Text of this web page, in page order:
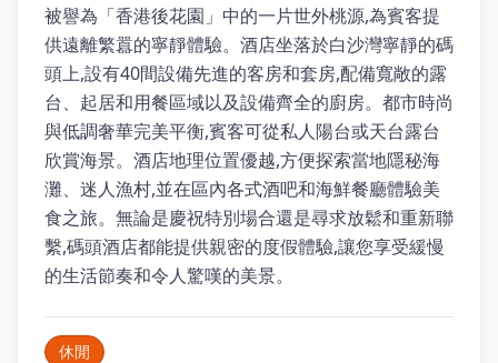
被譽為「香港後花園」中的一片世外桃源,為賓客提
供遠離繁囂的寧靜體驗。酒店坐落於白沙灣寧靜的碼
頭上,設有40間設備先進的客房和套房,配備寬敞的露
台、起居和用餐區域以及設備齊全的廚房。都市時尚
與低調奢華完美平衡,賓客可從私人陽台或天台露台
欣賞海景。酒店地理位置優越,方便探索當地隱秘海
灘、迷人漁村,並在區內各式酒吧和海鮮餐廳體驗美
食之旅。無論是慶祝特別場合還是尋求放鬆和重新聯
繫,碼頭酒店都能提供親密的度假體驗,讓您享受緩慢
的生活節奏和令人驚嘆的美景。
休閒